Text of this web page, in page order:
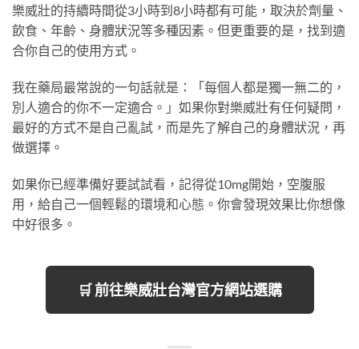
樂威壯的持續時間從3小時到8小時都有可能，取決於劑量、
飲食、年齡、身體狀況等多種因素。但更重要的是，找到適
合你自己的使用方式。
我在藥局最常說的一句話就是：「每個人都是獨一無二的，
別人適合的你不一定適合。」如果你對樂威壯有任何疑問，
最好的方式不是自己亂試，而是先了解自己的身體狀況，再
做選擇。
如果你已經準備好要試試看，記得從10mg開始，空腹服
用，給自己一個輕鬆的環境和心態。你會發現效果比你想像
中好很多。
🛒 前往樂威壯台灣官方網站選購